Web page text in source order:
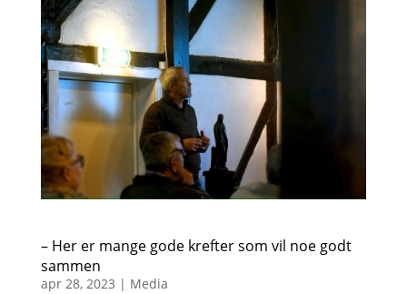
– Her er mange gode krefter som vil noe godt
sammen
apr 28, 2023 | Media